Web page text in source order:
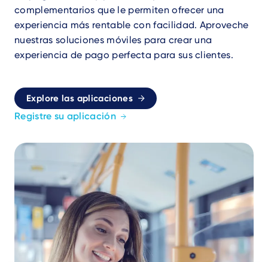
complementarios que le permiten ofrecer una
experiencia más rentable con facilidad. Aproveche
nuestras soluciones móviles para crear una
experiencia de pago perfecta para sus clientes.
Explore las aplicaciones
Registre su aplicación